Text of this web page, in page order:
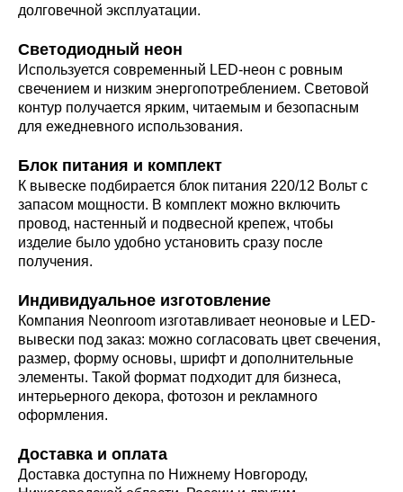
долговечной эксплуатации.
Светодиодный неон
Используется современный LED-неон с ровным
свечением и низким энергопотреблением. Световой
контур получается ярким, читаемым и безопасным
для ежедневного использования.
Блок питания и комплект
К вывеске подбирается блок питания 220/12 Вольт с
запасом мощности. В комплект можно включить
провод, настенный и подвесной крепеж, чтобы
изделие было удобно установить сразу после
получения.
Индивидуальное изготовление
Компания Neonroom изготавливает неоновые и LED-
вывески под заказ: можно согласовать цвет свечения,
размер, форму основы, шрифт и дополнительные
элементы. Такой формат подходит для бизнеса,
интерьерного декора, фотозон и рекламного
оформления.
Доставка и оплата
Доставка доступна по Нижнему Новгороду,